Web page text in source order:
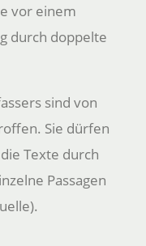
vor einem
durch doppelte
sind von
Sie dürfen
Texte durch
Passagen